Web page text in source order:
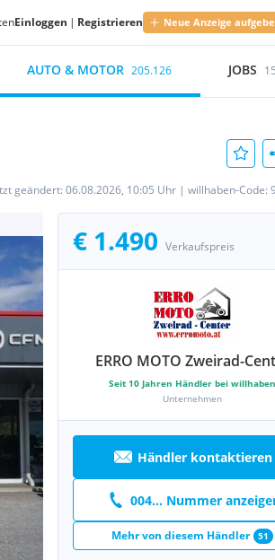
Einloggen | Registrieren Neue Anzeige
AUTO & MOTOR 205.126 JOBS
geändert: 06.08.2026, 10:05 Uhr | willhaben-Code:
€ 1.490 Verkaufspreis
ERRO MOTO Zweirad-
Seit 10 Jahren Händler bei willhaben
Unternehmen
Händler kontaktieren
004... Nummer
Mehr von diesem Händler 51